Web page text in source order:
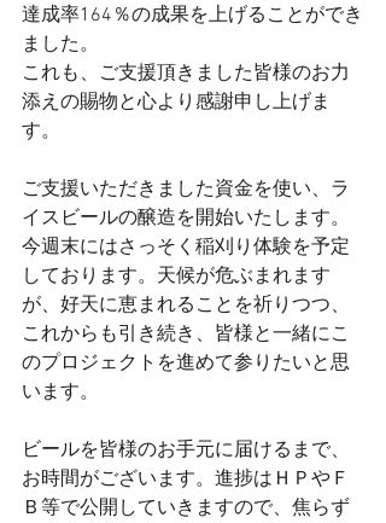
達成率164％の成果を上げることができ
ました。
これも、ご支援頂きました皆様のお力
添えの賜物と心より感謝申し上げま
す。
ご支援いただきました資金を使い、ラ
イスビールの醸造を開始いたします。
今週末にはさっそく稲刈り体験を予定
しております。天候が危ぶまれます
が、好天に恵まれることを祈りつつ、
これからも引き続き、皆様と一緒にこ
のプロジェクトを進めて参りたいと思
います。
ビールを皆様のお手元に届けるまで、
お時間がございます。進捗はＨＰやＦ
Ｂ等で公開していきますので、焦らず